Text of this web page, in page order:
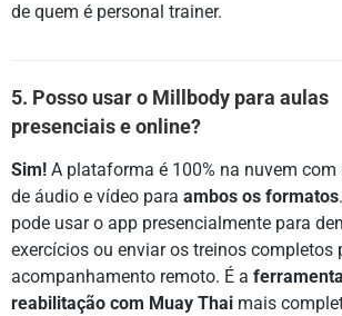
de quem é personal trainer.
5. Posso usar o Millbody para aulas
presenciais e online?
Sim! A plataforma é 100% na nuvem com
de áudio e vídeo para ambos os formatos
pode usar o app presencialmente para
exercícios ou enviar os treinos completos
acompanhamento remoto. É a
reabilitação com Muay Thai mais